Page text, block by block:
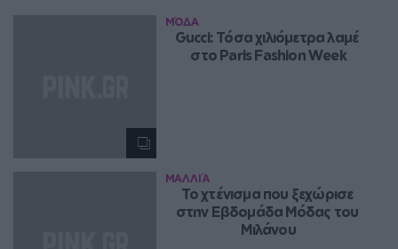
ΜΌΔΑ
Gucci: Τόσα χιλιόμετρα λαμέ
στο Paris Fashion Week
ΜΑΛΛΙΆ
Το χτένισμα που ξεχώρισε
στην Εβδομάδα Μόδας του
Μιλάνου